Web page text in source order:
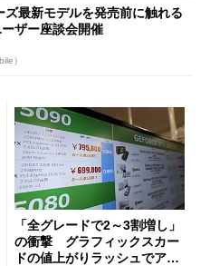
最新モデルを発売前に触れる
ザー座談会開催
）
「全グレードで2～3割増し」
の衝撃 グラフィックスカー
ドの値上がりラッシュでアキ